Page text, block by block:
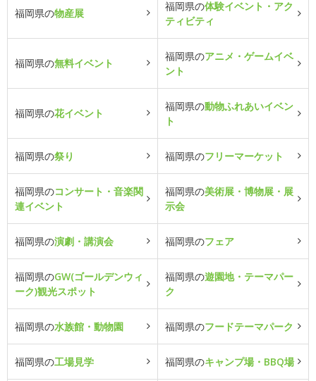
福岡県の物産展
福岡県の体験イベント・アク
ティビティ
福岡県の無料イベント
福岡県のアニメ・ゲームイベ
ント
福岡県の花イベント
福岡県の動物ふれあいイベン
ト
福岡県の祭り 福岡県のフリーマーケット
福岡県のコンサート・音楽関
連イベント
福岡県の美術展・博物展・展
示会
福岡県の演劇・講演会 福岡県のフェア
福岡県のGW(ゴールデンウィ
ーク)観光スポット
福岡県の遊園地・テーマパー
ク
福岡県の水族館・動物園 福岡県のフードテーマパーク
福岡県の工場見学 福岡県のキャンプ場・BBQ場